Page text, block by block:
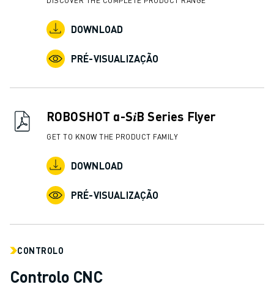
DOWNLOAD
PRÉ-VISUALIZAÇÃO
ROBOSHOT α-S𝑖B Series Flyer
GET TO KNOW THE PRODUCT FAMILY
DOWNLOAD
PRÉ-VISUALIZAÇÃO
CONTROLO
Controlo CNC